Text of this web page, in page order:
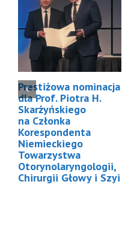
Prestiżowa nominacja
dla Prof. Piotra H.
Skarżyńskiego
na Członka
Korespondenta
Niemieckiego
Towarzystwa
Otorynolaryngologii,
Chirurgii Głowy i Szyi